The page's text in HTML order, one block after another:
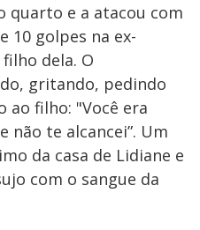
quarto e a atacou com
10 golpes na ex-
dela. O
gritando, pedindo
ao filho: "Você era
não te alcancei”. Um
da casa de Lidiane e
com o sangue da